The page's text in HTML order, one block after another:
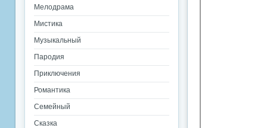
Мелодрама
Мистика
Музыкальный
Пародия
Приключения
Романтика
Семейный
Сказка